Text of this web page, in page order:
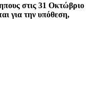
στις 31 Οκτώβριο
για την υπόθεση,